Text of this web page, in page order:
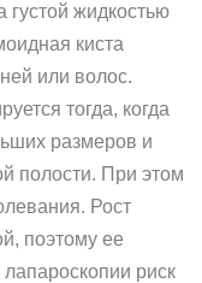
густой жидкостью
киста
или волос.
тогда, когда
размеров и
полости. При этом
Рост
поэтому ее
риск